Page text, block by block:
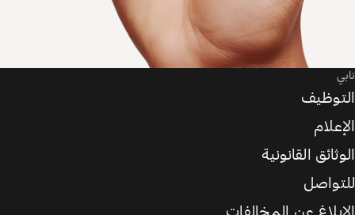
تابي
التوظيف
الإعلام
الوثائق القانونية
للتواصل
الإبلاغ عن المخالفات